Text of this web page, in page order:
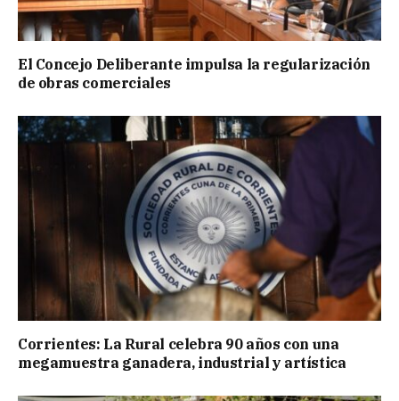
El Concejo Deliberante impulsa la regularización
de obras comerciales
Corrientes: La Rural celebra 90 años con una
megamuestra ganadera, industrial y artística